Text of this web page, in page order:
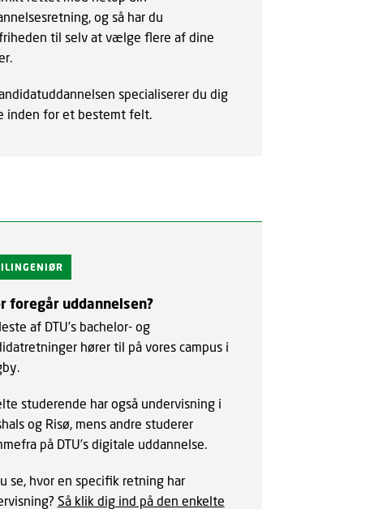
og så har du
til selv at vælge flere af dine
specialiserer du dig
inden for et bestemt felt.
foregår uddannelsen?
af DTU’s bachelor- og
hører til på vores campus i
studerende har også undervisning i
og Risø, mens andre studerer
på DTU’s digitale uddannelse.
se, hvor en specifik retning har
Så klik dig ind på den enkelte